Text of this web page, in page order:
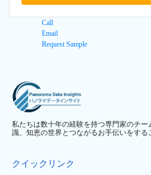
Call
Email
Request Sample
私たちは数十年の経験を持つ専門家のチ
識、知恵の世界とつながるお手伝いをする
クイックリンク